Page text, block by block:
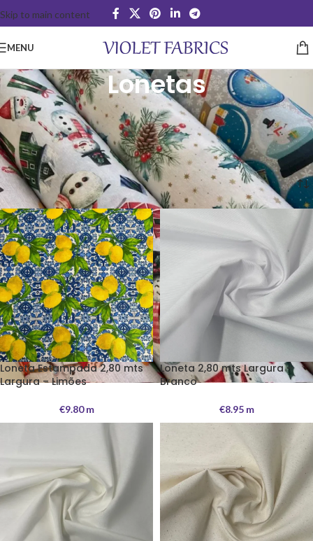
Skip to main content
MENU
Lonetas
Loneta é um tecido encorpado, espesso e com grande resistência.
São muito utilizados para decorações, nomeadamente toalhas de mesa,
cortinas, almofadas e etc.
Início Lonetas
Loneta Estampada 2,80 mts
Largura – Limões
€9.80m
Loneta 2,80 mts Largura –
Branco
€8.95m